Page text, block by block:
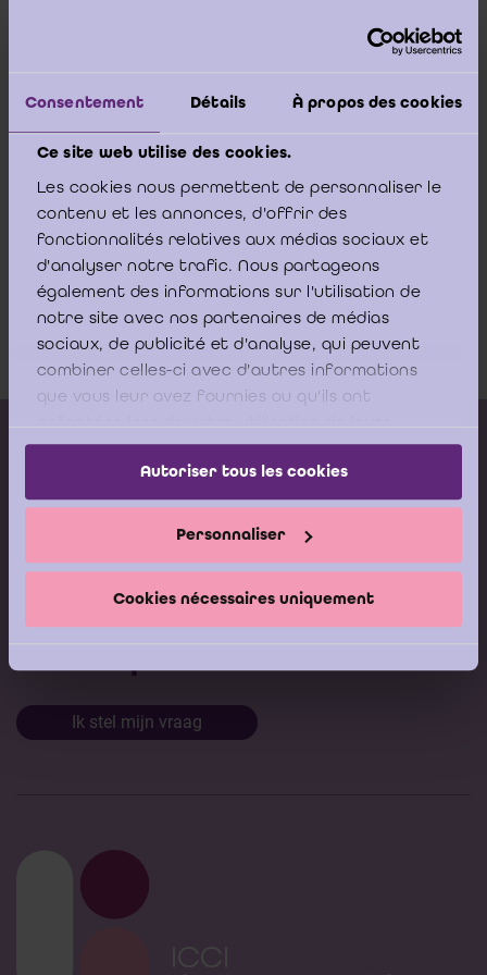
Consentement Détails À propos des cookies
Ce site web utilise des cookies.
Les cookies nous permettent de personnaliser le
contenu et les annonces, d'offrir des
fonctionnalités relatives aux médias sociaux et
d'analyser notre trafic. Nous partageons
également des informations sur l'utilisation de
notre site avec nos partenaires de médias
sociaux, de publicité et d'analyse, qui peuvent
combiner celles-ci avec d'autres informations
que vous leur avez fournies ou qu'ils ont
services.
Autoriser tous les cookies
Personnaliser
Cookies nécessaires uniquement
personne ne pouvait engager la partie intervenante en signant
une offre telle que celle dont il est débattu en l’espèce, de sorte
Partant, un délégué à la gestion journalière ne peut signer une
offre dans le cadre d’un marché public que si l’organe
d’administration de sa société lui a expressément confié cette
compétence.
arrêt Conseil d'Etat FR 24.07.2018 n°
242.136
Download
Gepubliceerde adviezen
Boeken
Stel nu uw vraag aan de
Ik stel mijn vraag